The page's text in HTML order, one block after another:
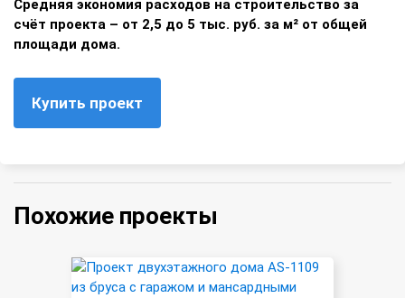
Средняя экономия расходов на строительство за
счёт проекта – от 2,5 до 5 тыс. руб. за м² от общей
площади дома.
Купить проект
Похожие проекты